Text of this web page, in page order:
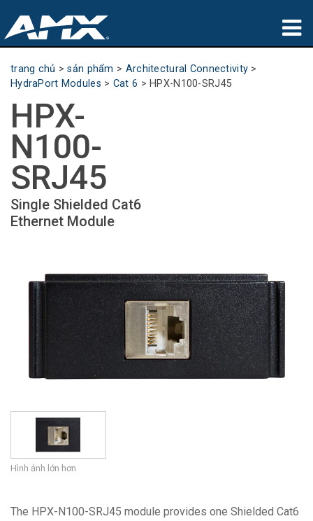
sản phẩm
Partners
nơi mua
đào tạo
hỗ trợ
Ngôn ngữ/Khu vực
trang chủ >sản phẩm > Architectural Connectivity >
HydraPort Modules > Cat 6 > HPX-N100-SRJ45
HPX-
N100-
SRJ45
Single Shielded Cat6
Ethernet Module
Hình ảnh lớn hơn
The HPX-N100-SRJ45 module provides one Shielded Cat6